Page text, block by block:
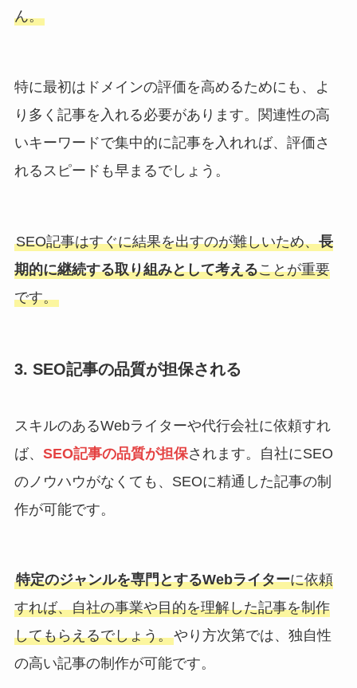
ん。
特に最初はドメインの評価を高めるためにも、よ
り多く記事を入れる必要があります。関連性の高
いキーワードで集中的に記事を入れれば、評価さ
れるスピードも早まるでしょう。
SEO記事はすぐに結果を出すのが難しいため、長
期的に継続する取り組みとして考えることが重要
です。
3. SEO記事の品質が担保される
スキルのあるWebライターや代行会社に依頼すれ
ば、 SEO記事の品質が担保されます。自社にSEO
のノウハウがなくても、SEOに精通した記事の制
作が可能です。
特定のジャンルを専門とするWebライターに依頼
すれば、自社の事業や目的を理解した記事を制作
してもらえるでしょう。やり方次第では、独自性
の高い記事の制作が可能です。